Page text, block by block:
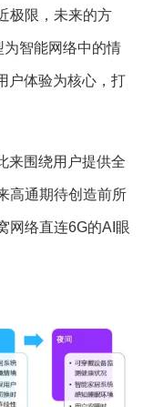
极限，未来的方
为智能网络中的情
户体验为核⼼，打
来围绕用户提供全
高通期待创造前所
网络直连6G的AI眼